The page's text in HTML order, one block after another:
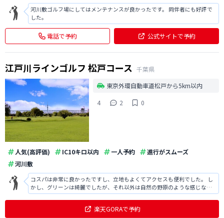
河川敷ゴルフ場にしてはメンテナンスが良かったです。 同伴者にも好評で
した。
電話で予約 公式サイトで予約
江戸川ラインゴルフ 松戸コース 千葉県
東京外環自動車道松戸から5km以内
4
2 0
人気(高評価) IC10キロ以内 一人予約
進行がスムーズ
河川敷
コスパは非常に良かったですし、立地もよくてアクセスも便利でした。 し
かし、グリーンは綺麗でしたが、それ以外は自然の野原のような感じなの
でコンディションがいいわけではなかったです。 気軽に練習をするにはお
楽天GORAで予約